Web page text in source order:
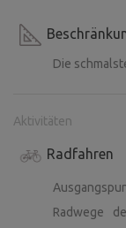
Die
Aktivitäten
Radfahren
Radwege